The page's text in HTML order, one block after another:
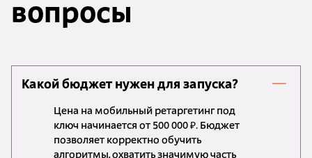
вопросы
Какой бюджет нужен для запуска?
Цена на мобильный ретаргетинг под
ключ начинается от 500 000 ₽. Бюджет
позволяет корректно обучить
алгоритмы, охватить значимую часть